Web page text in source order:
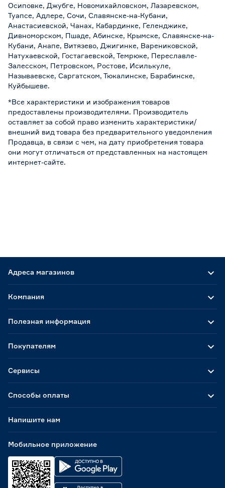
Осиповке, Джубге, Новомихайловском, Лазаревском,
Туапсе, Адлере, Сочи, Славянске-на-Кубани,
Анастасиевской, Чанах, Кабардинке, Геленджике,
Дивноморском, Пшаде, Абинске, Крымске, Славянске-на-
Кубани, Анапе, Витязево, Джигинке, Варениковской,
Натухаевской, Гостагаевской, Темрюке, Переславле-
Залесском, Петровском, Ростове, Исилькуле,
Называевске, Саргатском, Тюкалинске, Барабинске,
Куйбышеве.
*Все характеристики и изображения товаров
предоставлены производителями. Производитель
оставляет за собой право изменить характеристики/
внешний вид товара без предварительного уведомления
Продавца, в связи с чем, на дату приобретения товара
они могут отличаться от представленных на настоящем
интернет-сайте.
Адреса магазинов
Способы оплаты
Мобильное приложение
Компания
Полезная информация
Покупателям
Сервисы
Напишите нам